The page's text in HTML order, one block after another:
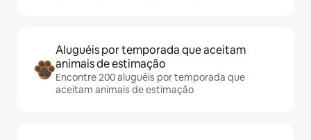
Aluguéis por temporada que aceitam
animais de estimação
Encontre 200 aluguéis por temporada que
aceitam animais de estimação